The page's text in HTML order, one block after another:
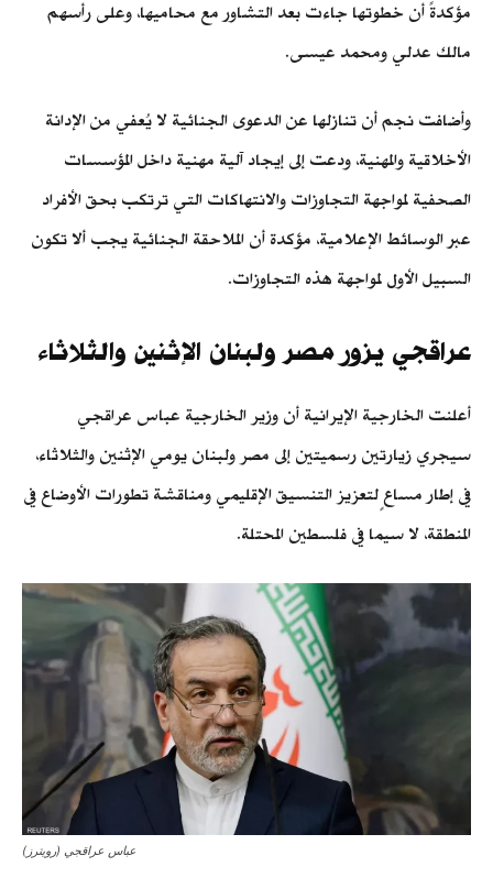
مؤكدةً أن خطوتها جاءت بعد التشاور مع محاميها، وعلى رأسهم
مالك عدلي ومحمد عيسى.
وأضافت نجم أن تنازلها عن الدعوى الجنائية لا يُعفي من الإدانة
الأخلاقية والمهنية، ودعت إلى إيجاد آلية مهنية داخل المؤسسات
الصحفية لمواجهة التجاوزات والانتهاكات التي ترتكب بحق الأفراد
عبر الوسائط الإعلامية، مؤكدة أن الملاحقة الجنائية يجب ألا تكون
السبيل الأول لمواجهة هذه التجاوزات.
عراقجي يزور مصر ولبنان الإثنين والثلاثاء
أعلنت الخارجية الإيرانية أن وزير الخارجية عباس عراقجي
سيجري زيارتين رسميتين إلى مصر ولبنان يومي الإثنين والثلاثاء،
في إطار مساعٍ لتعزيز التنسيق الإقليمي ومناقشة تطورات الأوضاع في
المنطقة، لا سيما في فلسطين المحتلة.
عباس عراقجي (رويترز)